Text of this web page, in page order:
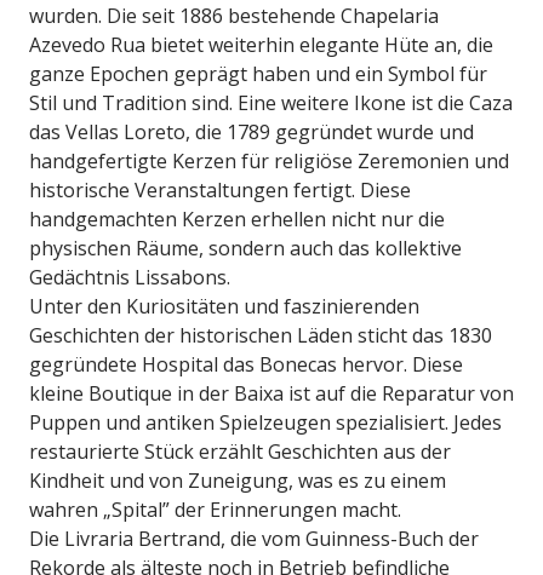
wurden. Die seit 1886 bestehende Chapelaria
Azevedo Rua bietet weiterhin elegante Hüte an, die
ganze Epochen geprägt haben und ein Symbol für
Stil und Tradition sind. Eine weitere Ikone ist die Caza
das Vellas Loreto, die 1789 gegründet wurde und
handgefertigte Kerzen für religiöse Zeremonien und
historische Veranstaltungen fertigt. Diese
handgemachten Kerzen erhellen nicht nur die
physischen Räume, sondern auch das kollektive
Gedächtnis Lissabons.
Unter den Kuriositäten und faszinierenden
Geschichten der historischen Läden sticht das 1830
gegründete Hospital das Bonecas hervor. Diese
kleine Boutique in der Baixa ist auf die Reparatur von
Puppen und antiken Spielzeugen spezialisiert. Jedes
restaurierte Stück erzählt Geschichten aus der
Kindheit und von Zuneigung, was es zu einem
wahren „Spital” der Erinnerungen macht.
Die Livraria Bertrand, die vom Guinness-Buch der
Rekorde als älteste noch in Betrieb befindliche